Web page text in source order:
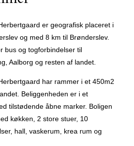
er geografisk placeret i
og med 8 km til Brønderslev.
bus og togforbindelser til
Aalborg og resten af landet.
har rammer i et 450m2
Beliggenheden er i et
tilstødende åbne marker. Boligen
køkken, 2 store stuer, 10
hall, vaskerum, krea rum og